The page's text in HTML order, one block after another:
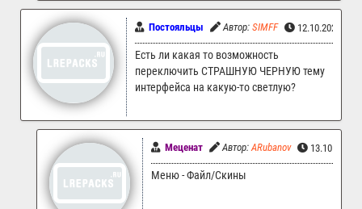
Постояльцы Автор: SIMFF 12.10.2025
Есть ли какая то возможность
переключить СТРАШНУЮ ЧЕРНУЮ тему
интерфейса на какую-то светлую?
Меценат Автор:ARubanov 13.10.2025
Меню - Файл/Скины